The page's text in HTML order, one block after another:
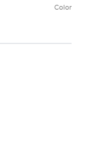
Colombia